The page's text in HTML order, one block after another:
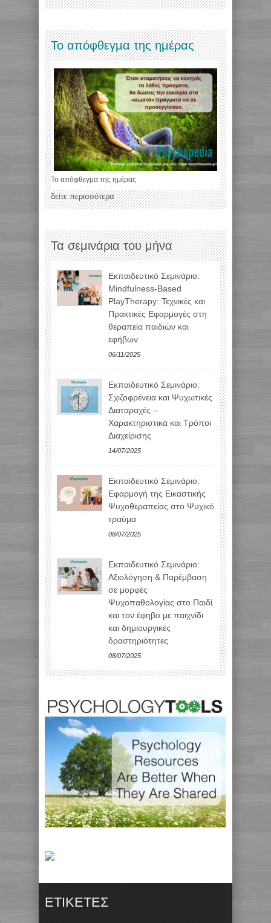
Το απόφθεγμα της ημέρας
Το απόφθεγμα της ημέρας
δείτε περισσότερα
Τα σεμινάρια του μήνα
Εκπαιδευτικό Σεμινάριο:
Mindfulness-Based
PlayTherapy: Τεχνικές και
Πρακτικές Εφαρμογές στη
θεραπεία παιδιών και
εφήβων
06/11/2025
Εκπαιδευτικό Σεμινάριο:
Σχιζοφρένεια και Ψυχωτικές
Διαταραχές –
Χαρακτηριστικά και Τρόποι
Διαχείρισης
14/07/2025
Εκπαιδευτικό Σεμινάριο:
Εφαρμογή της Εικαστικής
Ψυχοθεραπείας στο Ψυχικό
τραύμα
08/07/2025
Εκπαιδευτικό Σεμινάριο:
Αξιολόγηση & Παρέμβαση
σε μορφές
Ψυχοπαθολογίας στο Παιδί
και τον έφηβο με παιχνίδι
και δημιουργικές
δραστηριότητες
08/07/2025
ΕΤΙΚΈΤΕΣ